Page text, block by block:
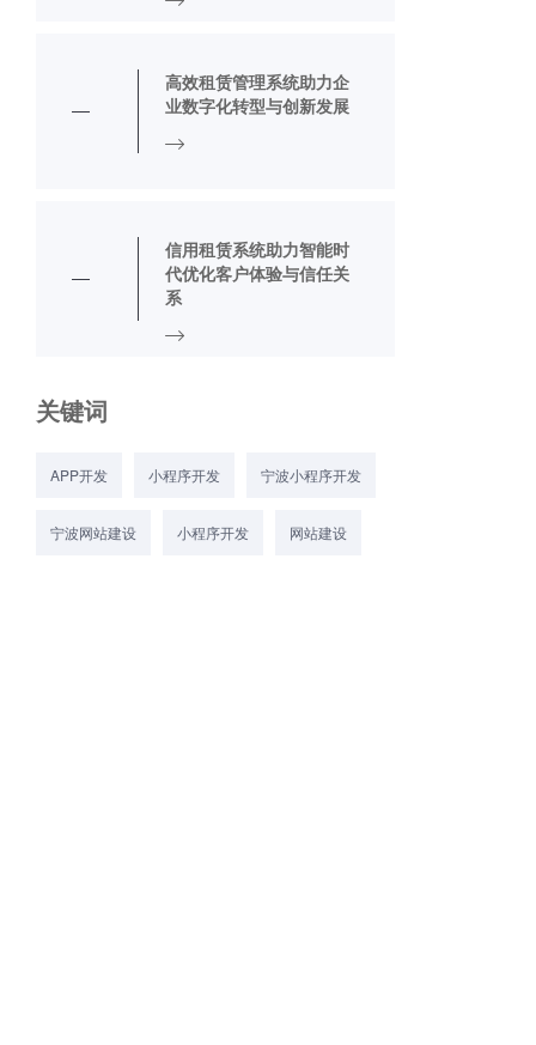
高效租赁管理系统助力企
业数字化转型与创新发展
信用租赁系统助力智能时
代优化客户体验与信任关
系
关键词
APP开发 小程序开发 宁波小程序开发
宁波网站建设 小程序开发 网站建设